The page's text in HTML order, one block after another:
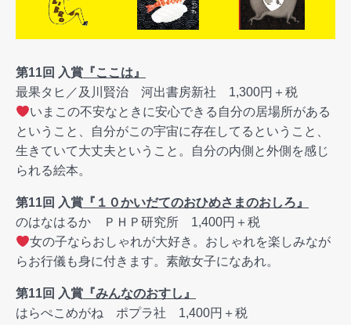
第11回 入賞 『ここは』
最果タヒ／及川賢治 河出書房新社 1,300円＋税
いまこの不安なときに安心できる自分の居場所がある
ということ、自分がこの宇宙に存在してるということ、
生きていて大丈夫ということ。自分の内側と外側を感じ
られる絵本。
第11回 入賞 『１０かいだてのおひめさまのおしろ』
のはなはるか ＰＨＰ研究所 1,400円＋税
女の子ならおしゃれが大好き。おしゃれを楽しみなが
らお行儀も身に付きます。素敵女子になあれ。
第11回 入賞 『みんなのおすし』
はらぺこめがね ポプラ社 1,400円＋税